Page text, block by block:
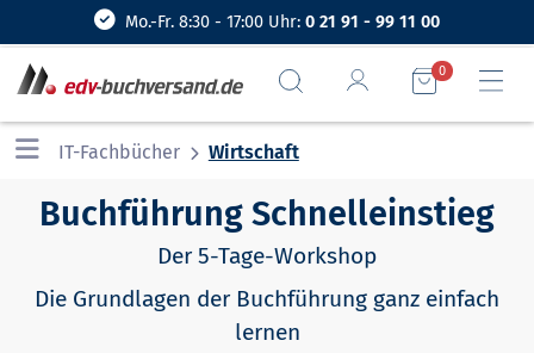
Mo.-Fr. 8:30 - 17:00 Uhr: 0 21 91 - 99 11 00
0
IT-Fachbücher Wirtschaft
Buchführung Schnelleinstieg
Der 5-Tage-Workshop
Die Grundlagen der Buchführung ganz einfach
lernen